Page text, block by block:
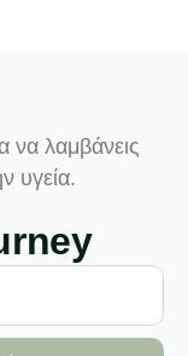
να λαμβάνεις
υγεία.